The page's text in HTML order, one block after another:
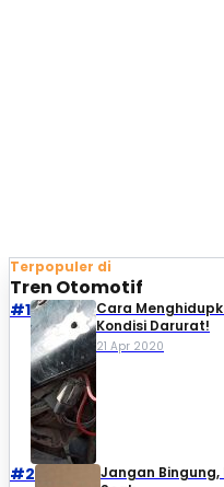
Terpopuler di
Tren Otomotif
#1
Cara
Kondisi Darurat!
21 Apr 2020
#2
Jangan Bingung,